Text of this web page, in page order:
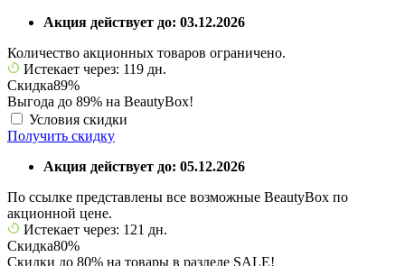
Акция действует до: 03.12.2026
Количество акционных товаров ограничено.
Истекает через: 119 дн.
Скидка89%
Выгода до 89% на BeautyBox!
Условия скидки
Получить скидку
Акция действует до: 05.12.2026
По ссылке представлены все возможные BeautyBox по
акционной цене.
Истекает через: 121 дн.
Скидка80%
Скидки до 80% на товары в разделе SALE!